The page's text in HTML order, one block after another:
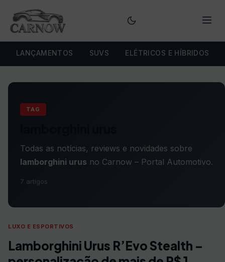
LANÇAMENTOS SUVS ELÉTRICOS E HÍBRIDOS
TAG
Todas as notícias, reviews e novidades sobre
lamborghini urus no Carnow – Portal Automotivo.
7 artigos
LUXO E ESPORTIVOS
Lamborghini Urus R’Evo Stealth –